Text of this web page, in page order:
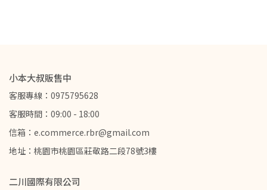
小本大叔販售中
客服專線：0975795628
客服時間：09:00 - 18:00
信箱：e.commerce.rbr@gmail.com
地址：桃園市桃園區莊敬路二段78號3樓
二川國際有限公司